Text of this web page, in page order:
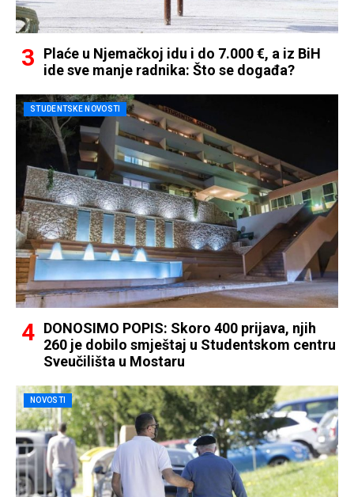
Plaće u Njemačkoj idu i do 7.000 €, a iz BiH
ide sve manje radnika: Što se događa?
STUDENTSKE NOVOSTI
DONOSIMO POPIS: Skoro 400 prijava, njih
260 je dobilo smještaj u Studentskom centru
Sveučilišta u Mostaru
NOVOSTI